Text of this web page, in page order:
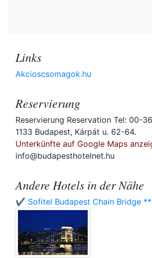
Links
Akcioscsomagok.hu
Reservierung
Reservierung Reservation Tel: 00-
1133 Budapest, Kárpát u. 62-64.
Unterkünfte auf Google Maps
info@budapesthotelnet.hu
Andere Hotels in der Nähe
✔️ Sofitel Budapest Chain Bridge